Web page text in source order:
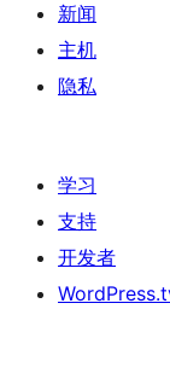
新闻
主机
隐私
学习
支持
开发者